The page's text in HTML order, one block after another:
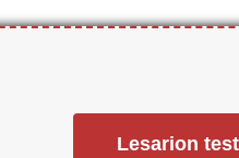
Lesarion